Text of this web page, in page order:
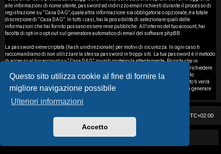
Questo sito utilizza cookie al fine di fornire la
migliore navigazione possibile
Ulteriori informazioni
Accetto
z
a
r
i
s
p
o
t
alle informazioni di nome utente, password ed indirizzo email richiesti durante il processo di
registrazione su “Casa DAG”, quale altra informazione sia obbligatoria o opzionale, è a totale
discrezione di “Casa DAG”. In tutti i casi, hai la possibilità di selezionare quali delle
informazioni che hai fornito possano essere rese pubbliche. All’interno del tuo account, hai
facoltà di opt-in o opt-out sul generatore automatico di email del software phpBB.
La password viene criptata (hash unidirezionale) per motivi di sicurezza. In ogni caso ti
raccomandiamo di non utilizzare la stessa password in troppi siti. La tua password è il metodo
di accesso al tuo account su “Casa DAG”, quindi proteggila attentamente. Ricorda che in
nessuna circostanza affiliati di “Casa DAG”, phpBB o terzi possono legittimamente richiedere
la tua password. Nel caso dimenticassi la tua password, puoi utilizzare l’opzione “Ho
dimenticato la password” prevista dal software phpBB. Durante questo procedimento ti verrà
richiesto il tuo nome utente ed indirizzo email, in modo che il software phpBB possa generare
UTC+02:00
Powered by GIGI D'AGOSTINO